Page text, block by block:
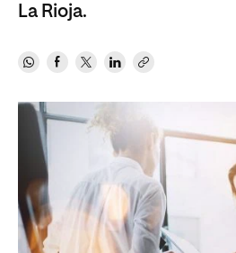
La Rioja.